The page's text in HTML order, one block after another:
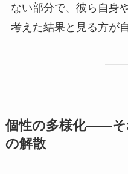
ない部分で、彼ら自身
考えた結果と見る方が
個性の多様化——そ
の解散